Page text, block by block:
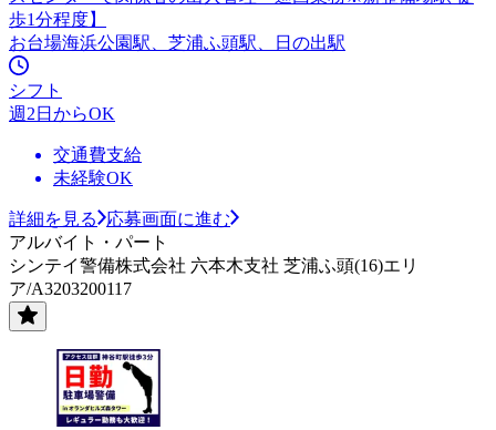
歩1分程度】
お台場海浜公園駅、芝浦ふ頭駅、日の出駅
シフト
週2日からOK
交通費支給
未経験OK
詳細を見る
応募画面に進む
アルバイト・パート
シンテイ警備株式会社 六本木支社 芝浦ふ頭(16)エリ
ア/A3203200117